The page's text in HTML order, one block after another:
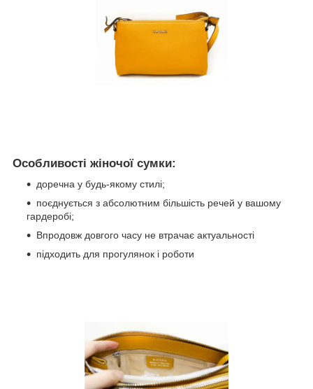
Особливості жіночої сумки:
доречна у будь-якому стилі;
поєднується з абсолютним більшість речей у вашому
гардеробі;
Впродовж довгого часу не втрачає актуальності
підходить для прогулянок і роботи